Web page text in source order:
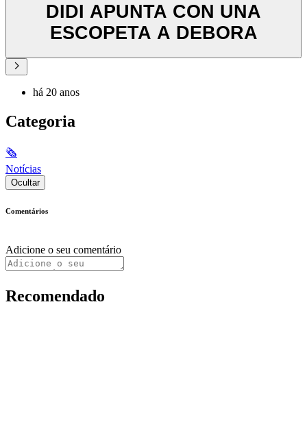
DIDI APUNTA CON UNA
ESCOPETA A DEBORA
há 20 anos
Categoria
🗞
Notícias
Ocultar
Comentários
Adicione o seu comentário
Recomendado